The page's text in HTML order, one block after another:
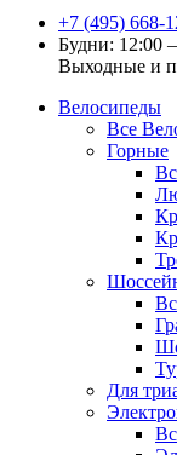
+7 (495) 668-
Будни: 12:00
Выходные и
Велосипеды
Все
Горные
Для